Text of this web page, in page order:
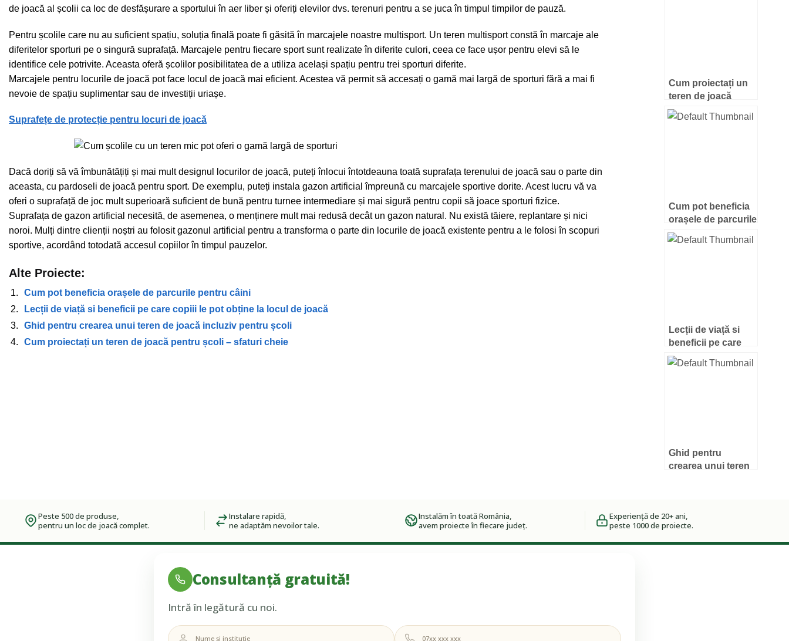
de joacă al școlii ca loc de desfășurare a sportului în aer liber și oferiți elevilor dvs. terenuri pentru a se juca în timpul timpilor de pauză.
Pentru școlile care nu au suficient spațiu, soluția finală poate fi găsită în marcajele noastre multisport. Un teren multisport constă în marcaje ale
diferitelor sporturi pe o singură suprafață. Marcajele pentru fiecare sport sunt realizate în diferite culori, ceea ce face ușor pentru elevi să le
identifice cele potrivite. Aceasta oferă școlilor posibilitatea de a utiliza același spațiu pentru trei sporturi diferite.
Marcajele pentru locurile de joacă pot face locul de joacă mai eficient. Acestea vă permit să accesați o gamă mai largă de sporturi fără a mai fi
nevoie de spațiu suplimentar sau de investiții uriașe.
Suprafețe de protecție pentru locuri de joacă
Dacă doriți să vă îmbunătățiți și mai mult designul locurilor de joacă, puteți înlocui întotdeauna toată suprafața terenului de joacă sau o parte din
aceasta, cu pardoseli de joacă pentru sport. De exemplu, puteți instala gazon artificial împreună cu marcajele sportive dorite. Acest lucru vă va
oferi o suprafață de joc mult superioară suficient de bună pentru turnee intermediare și mai sigură pentru copii să joace sporturi fizice.
Suprafața de gazon artificial necesită, de asemenea, o menținere mult mai redusă decât un gazon natural. Nu există tăiere, replantare și nici
noroi. Mulți dintre clienții noștri au folosit gazonul artificial pentru a transforma o parte din locurile de joacă existente pentru a le folosi în scopuri
sportive, acordând totodată accesul copiilor în timpul pauzelor.
Alte Proiecte:
Cum pot beneficia orașele de parcurile pentru câini
Lecții de viață si beneficii pe care copiii le pot obține la locul de joacă
Ghid pentru crearea unui teren de joacă incluziv pentru școli
Cum proiectați un teren de joacă pentru școli – sfaturi cheie
Cum proiectați un
teren de joacă
pentru școli –
sfaturi cheie
Cum pot beneficia
orașele de parcurile
pentru câini
Lecții de viață si
beneficii pe care
copiii le pot obține
la locul de joacă
Ghid pentru
crearea unui teren
Peste 500 de produse,
pentru un loc de joacă complet.
Instalare rapidă,
ne adaptăm nevoilor tale.
Instalăm în toată România,
avem proiecte în fiecare județ.
Experiență de 20+ ani,
peste 1000 de proiecte.
Consultanță gratuită!
Intră în legătură cu noi.